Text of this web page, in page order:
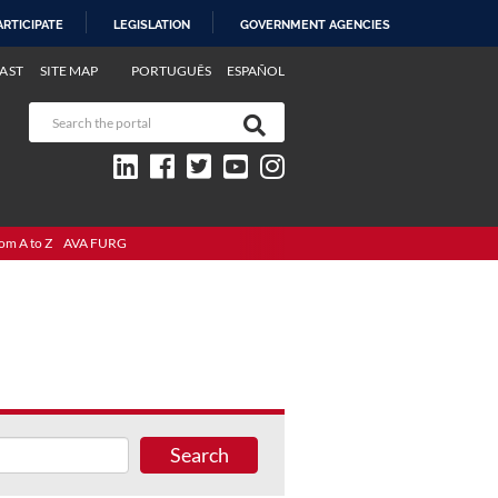
LEGISLATION GOVERNMENT AGENCIES
PORTUGUÊS ESPAÑOL
SITE MAP
A to Z AVA FURG
Search